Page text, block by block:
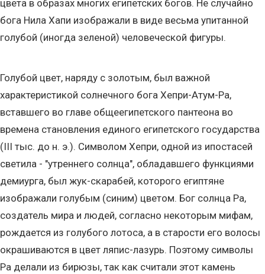
цвета в образах многих египетских богов. Не случайно
бога Нила Хапи изображали в виде весьма упитанной
голубой (иногда зеленой) человеческой фигуры.
Голубой цвет, наряду с золотым, был важной
характеристикой солнечного бога Хепри-Атум-Ра,
вставшего во главе общеегипетского пантеона во
времена становления единого египетского государства
(III тыс. до н. э.). Символом Хепри, одной из ипостасей
светила - "утреннего солнца", обладавшего функциями
демиурга, был жук-скарабей, которого египтяне
изображали голубым (синим) цветом. Бог солнца Ра,
создатель мира и людей, согласно некоторым мифам,
рождается из голубого лотоса, а в старости его волосы
окрашиваются в цвет ляпис-лазурь. Поэтому символы
Ра делали из бирюзы, так как считали этот камень